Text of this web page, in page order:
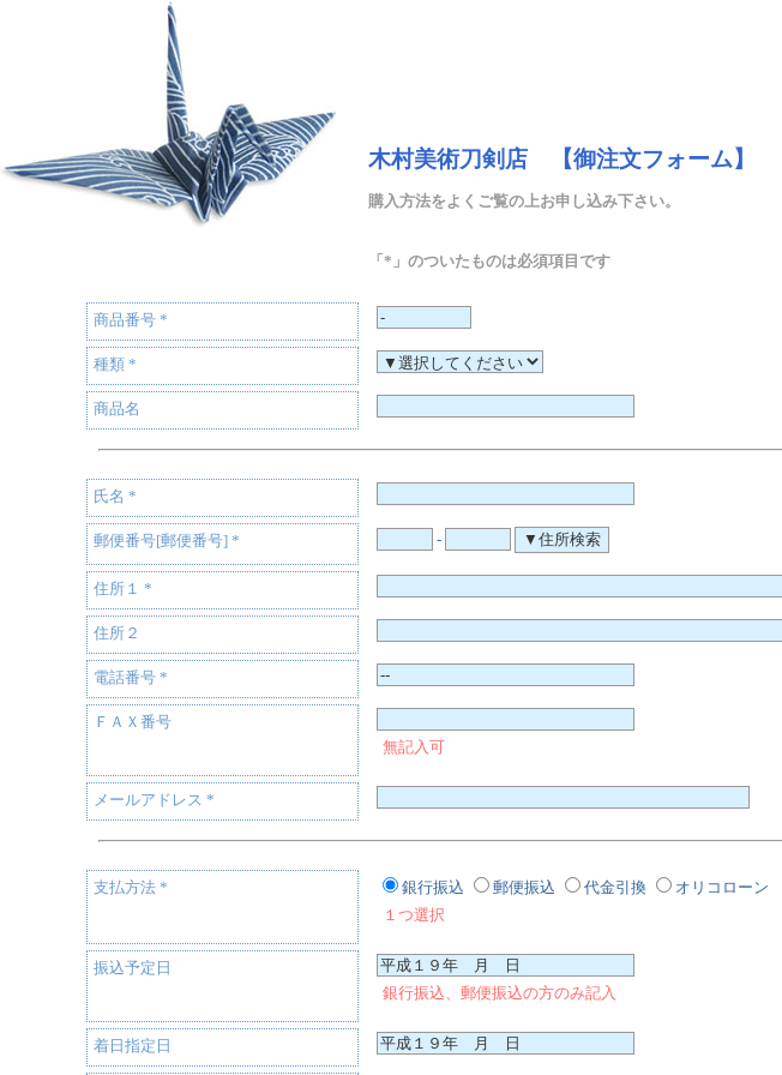
木村美術刀剣店 【御注文フォーム】
購入方法をよくご覧の上お申し込み下さい。
「*」のついたものは必須項目です
商品番号*
種類*
商品名
氏名*
郵便番号[郵便番号]* -
住所１*
住所２
電話番号*
ＦＡＸ番号
無記入可
メールアドレス*
支払方法* 銀行振込 郵便振込 代金引換
オリコローン
１つ選択
振込予定日
銀行振込、郵便振込の方のみ記入
着日指定日